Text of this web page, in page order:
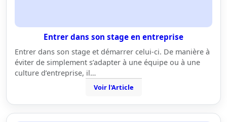
Entrer dans son stage en entreprise
Entrer dans son stage et démarrer celui-ci. De manière à
éviter de simplement s’adapter à une équipe ou à une
culture d’entreprise, il…
Voir l'Article